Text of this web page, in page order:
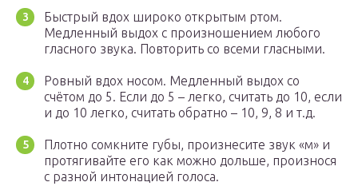
Быстрый вдох широко открытым ртом.
Медленный выдох с произношением любого
гласного звука. Повторить со всеми гласными.
Ровный вдох носом. Медленный выдох со
счётом до 5. Если до 5 – легко, считать до 10, если
и до 10 легко, считать обратно – 10, 9, 8 и т.д.
Плотно сомкните губы, произнесите звук «м» и
протягивайте его как можно дольше, произнося
с разной интонацией голоса.